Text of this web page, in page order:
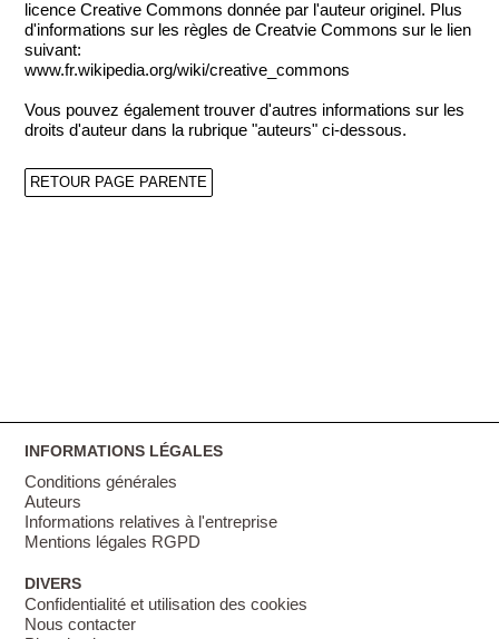
licence Creative Commons donnée par l'auteur originel. Plus
d'informations sur les règles de Creatvie Commons sur le lien
suivant:
www.fr.wikipedia.org/wiki/creative_commons
Vous pouvez également trouver d'autres informations sur les
droits d'auteur dans la rubrique "auteurs" ci-dessous.
RETOUR PAGE PARENTE
INFORMATIONS LÉGALES
Conditions générales
Auteurs
Informations relatives à l'entreprise
Mentions légales RGPD
DIVERS
Confidentialité et utilisation des cookies
Nous contacter